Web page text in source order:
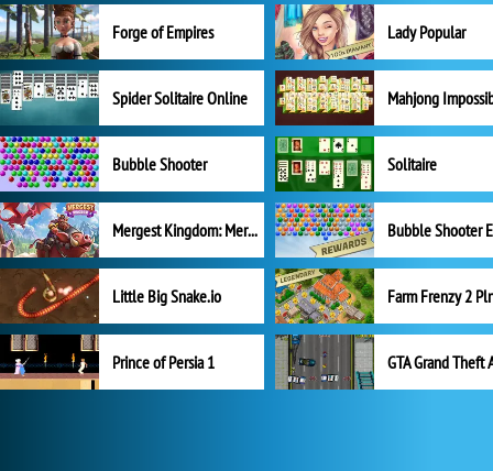
Forge of Empires Lady Popular
Spider Solitaire Online Mahjong
Bubble Shooter Solitaire
Mergest Kingdom: Merge Puzzle
Little Big Snake.io
Prince of Persia 1 GTA Grand Theft